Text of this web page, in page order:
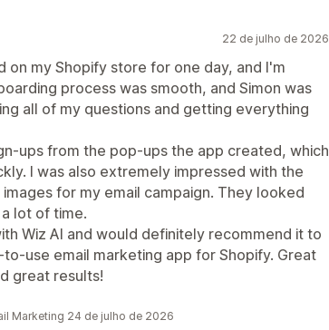
22 de julho de 2026
on my Shopify store for one day, and I'm
process was smooth, and Simon was
all of my questions and getting everything
ups from the pop-ups the app created, which
I was also extremely impressed with the
for my email campaign. They looked
lot of time.
Wiz AI and would definitely recommend it to
use email marketing app for Shopify. Great
great results!
Marketing 24 de julho de 2026